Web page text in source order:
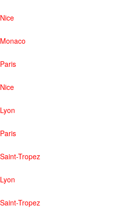
Nice
Monaco
Paris
Nice
Lyon
Paris
Saint-Tropez
Lyon
Saint-Tropez